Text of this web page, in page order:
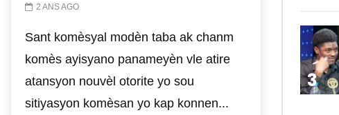
2 ANS AGO
Sant komèsyal modèn taba ak chanm
komès ayisyano panameyèn vle atire
atansyon nouvèl otorite yo sou
sitiyasyon komèsan yo kap konnen...
3